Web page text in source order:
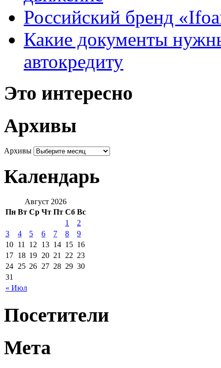
Российский бренд
Какие документы
автокредиту
Это интересно
Архивы
Архивы
Календарь
Август 2026
Пн Вт Ср Чт Пт Сб Вс
« Июл
1
2
3
4 5 6 7 8
9
10 11 12 13 14 15 16
17 18 19 20 21 22 23
24 25 26 27 28 29 30
31
Посетители
Мета